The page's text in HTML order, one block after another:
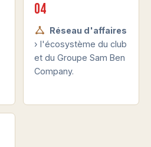
04
Réseau d'affaires
› l'écosystème du club
et du Groupe Sam Ben
Company.